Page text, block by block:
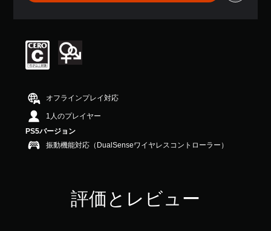
ん
オフラインプレイ対応
1人のプレイヤー
PS5バージョン
振動機能対応（DualSenseワイヤレスコントローラー）
評価とレビュー